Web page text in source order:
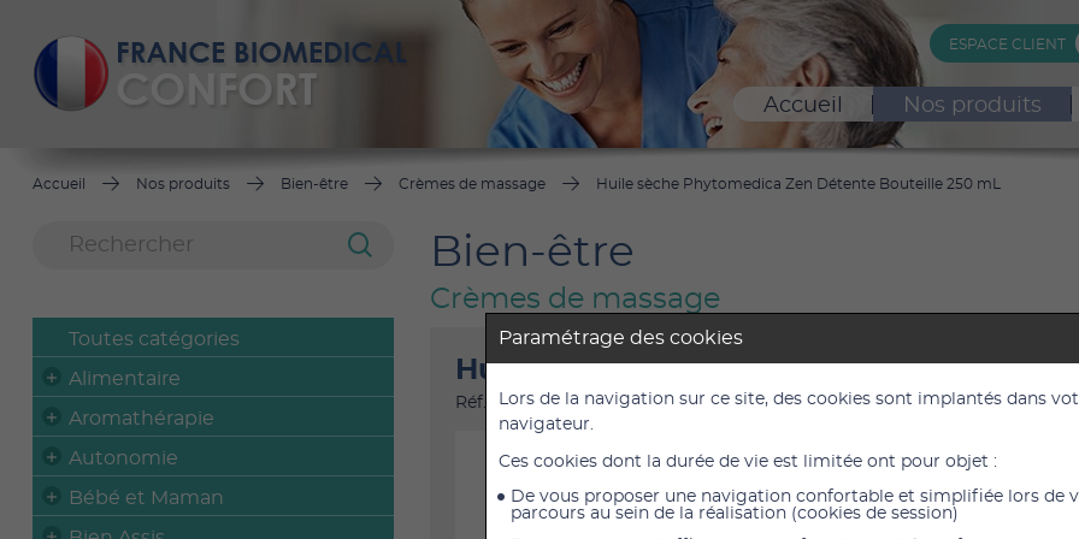
ESPACE CLIENT
Accueil Nos produits
Accueil Nos produits Bien-être Crèmes de massage Huile sèche Phytomedica Zen Détente Bouteille 250 mL
Toutes catégories
Alimentaire
Aromathérapie
Autonomie
Bébé et Maman
Bien-être
Crèmes de massage
Huile sèche Phytomedica Zen Détente
Réf. : 1904
11,08 €
Paramétrage des cookies
Lors de la navigation sur ce site, des cookies sont implantés dans
navigateur.
Ces cookies dont la durée de vie est limitée ont pour objet :
De vous proposer une navigation confortable et simplifiée lors de
parcours au sein de la réalisation (cookies de session)